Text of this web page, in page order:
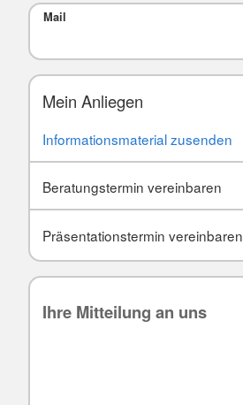
Mail
Mein Anliegen
Informationsmaterial zusenden
Beratungstermin vereinbaren
Präsentationstermin vereinbaren